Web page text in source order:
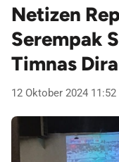
Netizen
Serempak
Timnas
12 Oktober 2024 11:52